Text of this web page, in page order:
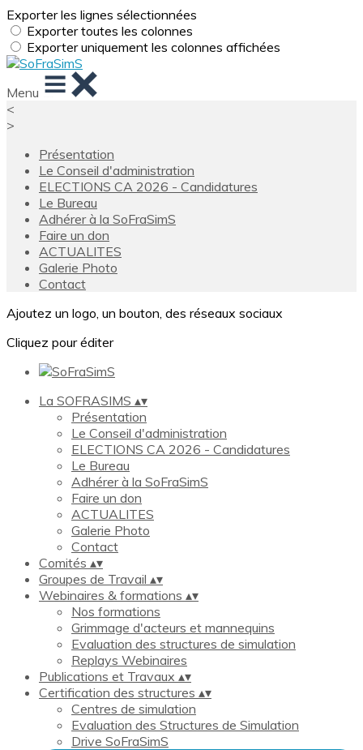
Exporter les lignes sélectionnées
Exporter toutes les colonnes
Exporter uniquement les colonnes affichées
Menu
<
>
Présentation
Le Conseil d'administration
ELECTIONS CA 2026 - Candidatures
Le Bureau
Adhérer à la SoFraSimS
Faire un don
ACTUALITES
Galerie Photo
Contact
Ajoutez un logo, un bouton, des réseaux sociaux
Cliquez pour éditer
La SOFRASIMS ▴▾
Présentation
Le Conseil d'administration
ELECTIONS CA 2026 - Candidatures
Le Bureau
Adhérer à la SoFraSimS
Faire un don
ACTUALITES
Galerie Photo
Contact
Comités ▴▾
Groupes de Travail ▴▾
Webinaires & formations ▴▾
Nos formations
Grimmage d'acteurs et mannequins
Evaluation des structures de simulation
Replays Webinaires
Publications et Travaux ▴▾
Certification des structures ▴▾
Centres de simulation
Evaluation des Structures de Simulation
Drive SoFraSimS